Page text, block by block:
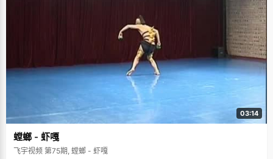
03:14
螳螂 - 虾嘎
飞宇视频 第75期, 螳螂 - 虾嘎